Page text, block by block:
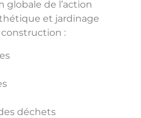
globale de l’action
et jardinage
:
déchets